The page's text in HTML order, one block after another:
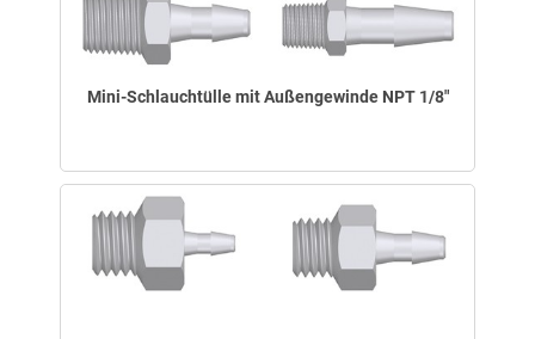
Mini-Schlauchtülle mit Außengewinde NPT 1/8"